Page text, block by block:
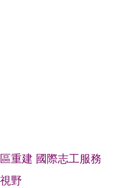
重建 國際志工服務
野